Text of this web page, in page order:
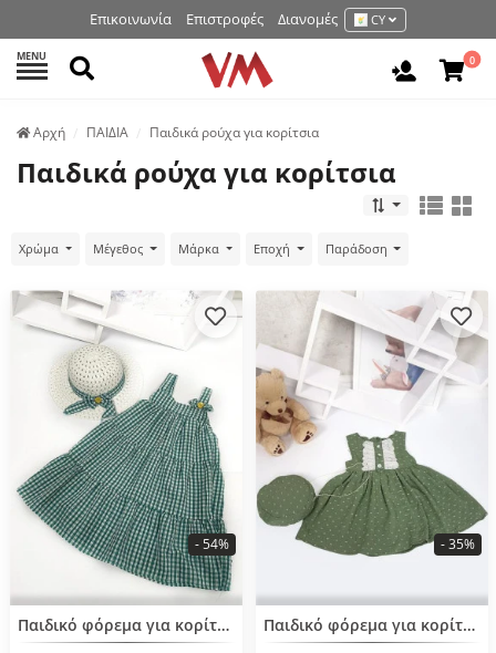
Επικοινωνία Επιστροφές Διανομές CY
MENU Αναζήτηση 0
Аρχή ΠΑΙΔΙΑ Παιδικά ρούχα για κορίτσια
Παιδικά ρούχα για κορίτσια
Χρώμα Μέγεθος Μάρκα Εποχή Παράδοση
BESTSELLERΠαιδικό φόρεμα για κορίτσια από 2 έως 7 ετών
- 54%
BESTSELLERΠαιδικό φόρεμα για κορίτσια από 1 έως 4 ετών
- 35%